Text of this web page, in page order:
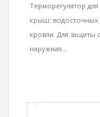
Терморегулятор
крыш: водосточных
кровли. Для защиты
наружная...